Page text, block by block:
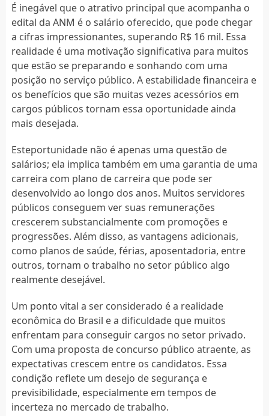
É inegável que o atrativo principal que acompanha o
edital da ANM é o salário oferecido, que pode chegar
a cifras impressionantes, superando R$ 16 mil. Essa
realidade é uma motivação significativa para muitos
que estão se preparando e sonhando com uma
posição no serviço público. A estabilidade financeira e
os benefícios que são muitas vezes acessórios em
cargos públicos tornam essa oportunidade ainda
mais desejada.
Esteportunidade não é apenas uma questão de
salários; ela implica também em uma garantia de uma
carreira com plano de carreira que pode ser
desenvolvido ao longo dos anos. Muitos servidores
públicos conseguem ver suas remunerações
crescerem substancialmente com promoções e
progressões. Além disso, as vantagens adicionais,
como planos de saúde, férias, aposentadoria, entre
outros, tornam o trabalho no setor público algo
realmente desejável.
Um ponto vital a ser considerado é a realidade
econômica do Brasil e a dificuldade que muitos
enfrentam para conseguir cargos no setor privado.
Com uma proposta de concurso público atraente, as
expectativas crescem entre os candidatos. Essa
condição reflete um desejo de segurança e
previsibilidade, especialmente em tempos de
incerteza no mercado de trabalho.